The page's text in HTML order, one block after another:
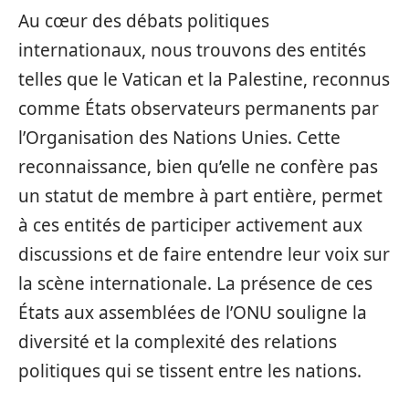
Au cœur des débats politiques
internationaux, nous trouvons des entités
telles que le Vatican et la Palestine, reconnus
comme États observateurs permanents par
l’Organisation des Nations Unies. Cette
reconnaissance, bien qu’elle ne confère pas
un statut de membre à part entière, permet
à ces entités de participer activement aux
discussions et de faire entendre leur voix sur
la scène internationale. La présence de ces
États aux assemblées de l’ONU souligne la
diversité et la complexité des relations
politiques qui se tissent entre les nations.